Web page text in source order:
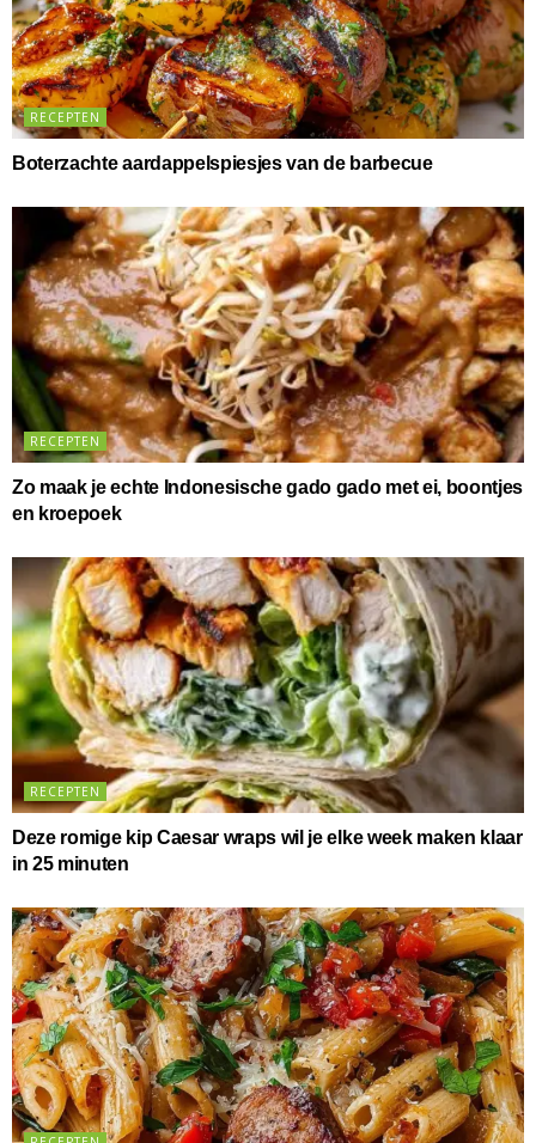
RECEPTEN
Boterzachte aardappelspiesjes van de barbecue
RECEPTEN
Zo maak je echte Indonesische gado gado met ei, boontjes
en kroepoek
RECEPTEN
Deze romige kip Caesar wraps wil je elke week maken klaar
in 25 minuten